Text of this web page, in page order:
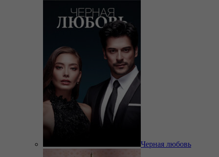
Черная любовь